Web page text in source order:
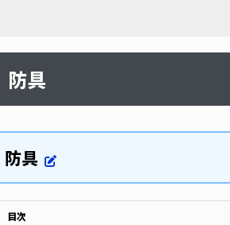
防具
防具
目次